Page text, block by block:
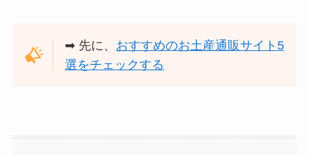
➡︎ 先に、 おすすめのお土産通販サイト5
選をチェックする